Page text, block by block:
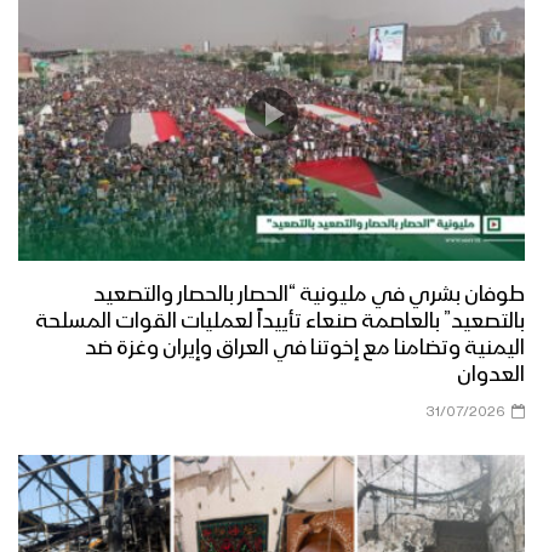
طوفان بشري في مليونية “الحصار بالحصار والتصعيد
بالتصعيد” بالعاصمة صنعاء تأييداً لعمليات القوات المسلحة
اليمنية وتضامنا مع إخوتنا في العراق وإيران وغزة ضد
العدوان
31/07/2026